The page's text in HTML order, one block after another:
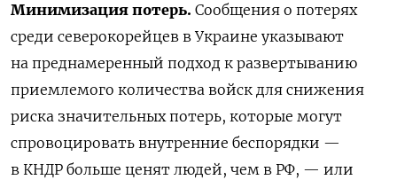
Минимизация потерь. Сообщения о потерях
среди северокорейцев в Украине указывают
на преднамеренный подход к развертыванию
приемлемого количества войск для снижения
риска значительных потерь, которые могут
спровоцировать внутренние беспорядки —
в КНДР больше ценят людей, чем в РФ, — или